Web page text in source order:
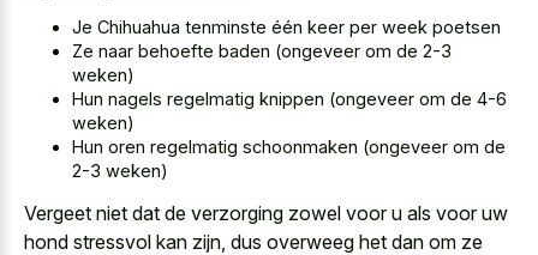
Je Chihuahua tenminste één keer per week poetsen
Ze naar behoefte baden (ongeveer om de 2-3
weken)
Hun nagels regelmatig knippen (ongeveer om de 4-6
weken)
Hun oren regelmatig schoonmaken (ongeveer om de
2-3 weken)
Vergeet niet dat de verzorging zowel voor u als voor uw
hond stressvol kan zijn, dus overweeg het dan om ze